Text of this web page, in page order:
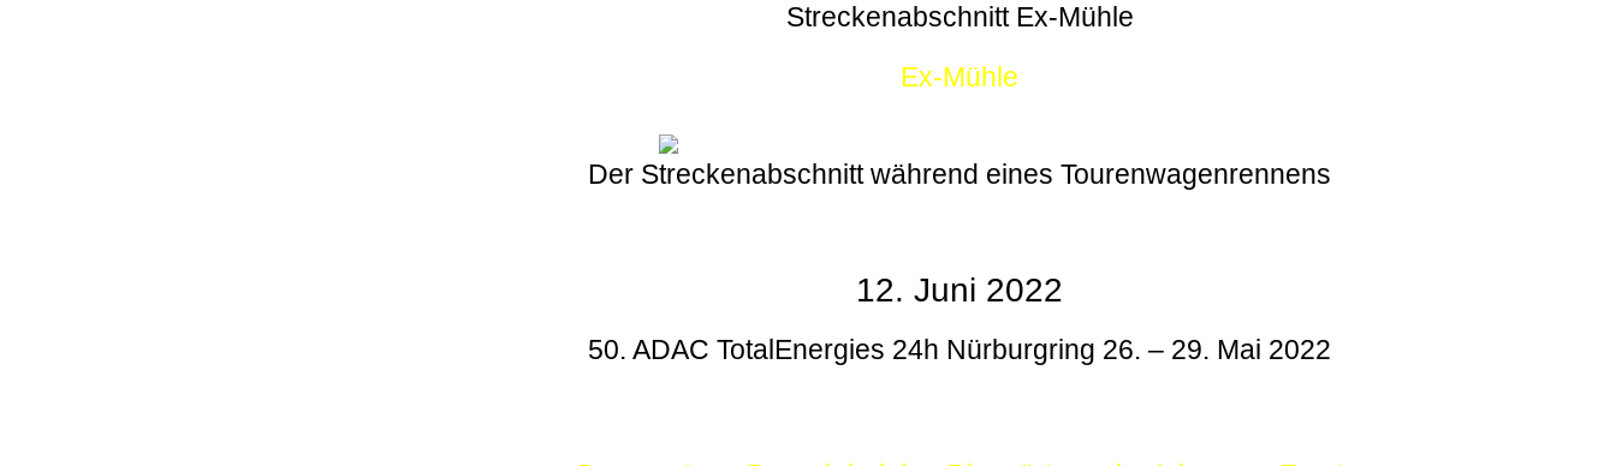
Streckenabschnitt Ex-Mühle
Ex-Mühle
Der Streckenabschnitt während eines Tourenwagenrennens
12. Juni 2022
50. ADAC TotalEnergies 24h Nürburgring 26. – 29. Mai 2022